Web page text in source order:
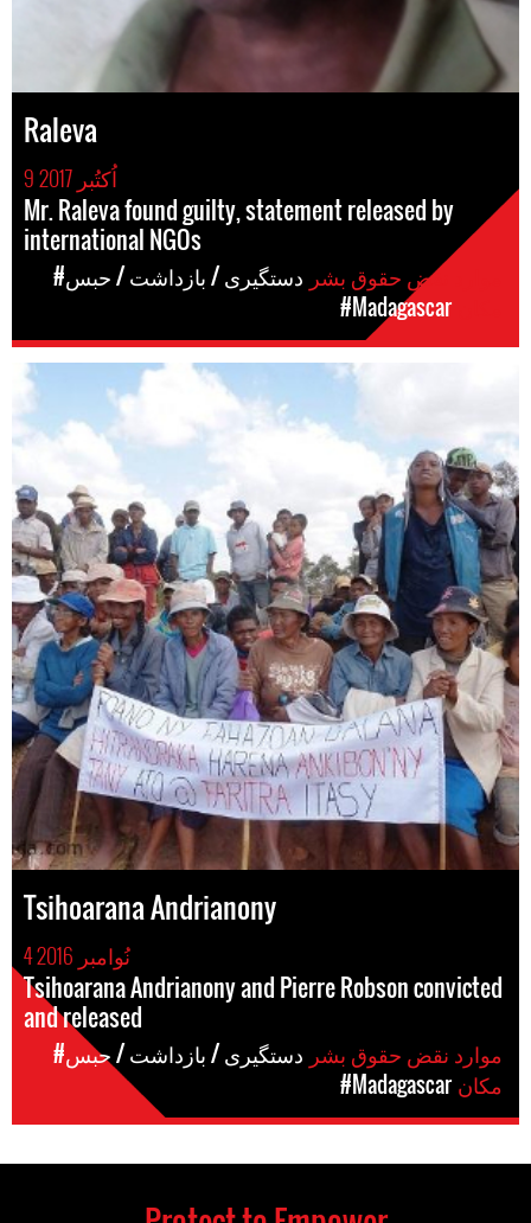
Raleva
9 اُکتُبر 2017
Mr. Raleva found guilty, statement released by
international NGOs
#دستگیری / بازداشت / حبس
#Madagascar
Tsihoarana Andrianony
4 نُوامبر 2016
Tsihoarana Andrianony and Pierre Robson convicted
and released
#دستگیری / بازداشت / حبس
#Madagascar